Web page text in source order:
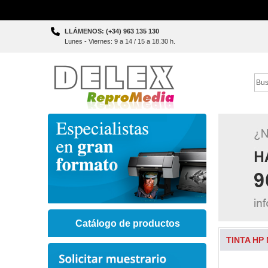
Skip
LLÁMENOS: (+34) 963 135 130
Lunes - Viernes: 9 a 14 / 15 a 18.30 h.
TINTA HP
Catálogo de productos